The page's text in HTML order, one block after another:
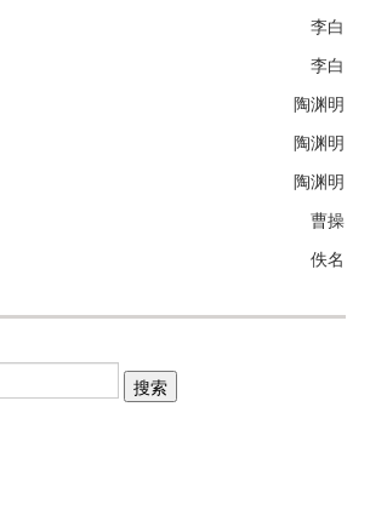
李白
李白
陶渊明
陶渊明
陶渊明
曹操
佚名